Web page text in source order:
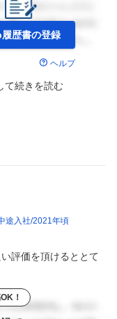
歴書の登録
ヘルプ
て続きを読む
途入社 2021年頃
評価を頂けるととて
！